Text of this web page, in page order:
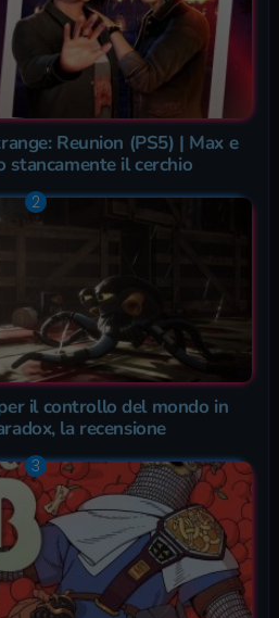
Reunion (PS5) | Max e
stancamente il cerchio
il controllo del mondo in
la recensione